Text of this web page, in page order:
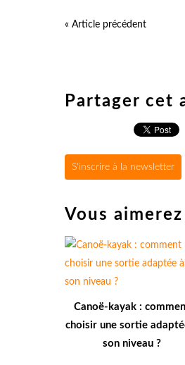
« Article précédent
Partager cet
S'inscrire à la newsletter
Vous
Canoë-kayak :
choisir une sortie
son niveau ?